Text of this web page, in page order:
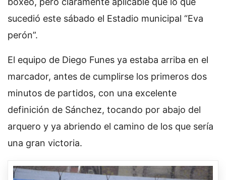
sucedió este sábado el Estadio municipal “Eva
perón”.
El equipo de Diego Funes ya estaba arriba en el
marcador, antes de cumplirse los primeros dos
minutos de partidos, con una excelente
definición de Sánchez, tocando por abajo del
arquero y ya abriendo el camino de los que sería
una gran victoria.